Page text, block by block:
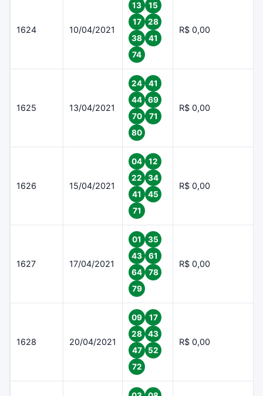
1624 10/04/2021
13
15
17
28
38
41
74
R$ 0,00
1625 13/04/2021
24
41
44
69
70
71
80
R$ 0,00
1626 15/04/2021
04
12
22
34
41
45
71
R$ 0,00
1627 17/04/2021
01
35
43
61
64
78
79
R$ 0,00
1628 20/04/2021
09
17
28
43
47
52
72
R$ 0,00